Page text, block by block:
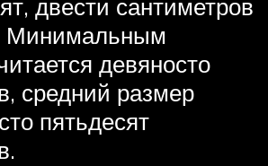
двести сантиметров
Минимальным
девяносто
средний размер
пятьдесят